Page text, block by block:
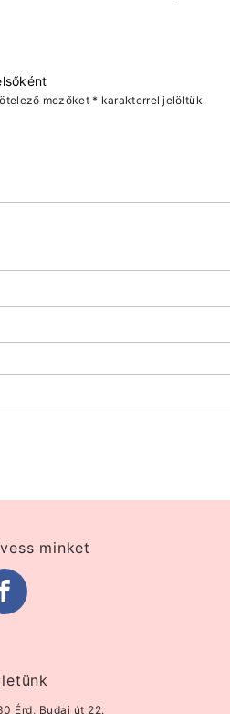
mezőket* karakterrel jelöltük
minket
Érd, Budai út 22.